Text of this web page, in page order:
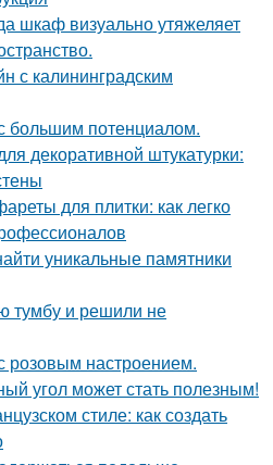
шкаф визуально утяжеляет
с калининградским
большим потенциалом.
декоративной штукатурки:
для плитки: как легко
уникальные памятники
тумбу и решили не
розовым настроением.
угол может стать полезным!
стиле: как создать